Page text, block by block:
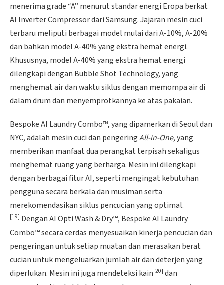
menerima grade “A” menurut standar energi Eropa berkat
AI Inverter Compressor dari Samsung. Jajaran mesin cuci
terbaru meliputi berbagai model mulai dari A-10%, A-20%
dan bahkan model A-40% yang ekstra hemat energi.
Khususnya, model A-40% yang ekstra hemat energi
dilengkapi dengan Bubble Shot Technology, yang
menghemat air dan waktu siklus dengan memompa air di
dalam drum dan menyemprotkannya ke atas pakaian.
Bespoke AI Laundry Combo™, yang dipamerkan di Seoul dan
NYC, adalah mesin cuci dan pengeringAll-in-One, yang
memberikan manfaat dua perangkat terpisah sekaligus
menghemat ruang yang berharga. Mesin ini dilengkapi
dengan berbagai fitur AI, seperti mengingat kebutuhan
pengguna secara berkala dan musiman serta
merekomendasikan siklus pencucian yang optimal.
[19] Dengan AI Opti Wash & Dry™, Bespoke AI Laundry
Combo™ secara cerdas menyesuaikan kinerja pencucian dan
pengeringan untuk setiap muatan dan merasakan berat
cucian untuk mengeluarkan jumlah air dan deterjen yang
diperlukan. Mesin ini juga mendeteksi kain[20] dan